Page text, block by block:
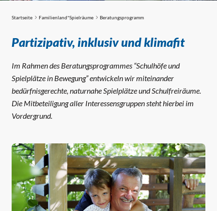
Beratungsprogramm
Startseite Familienland*Spielräume Beratungsprogramm
Partizipativ, inklusiv und klimafit
Im Rahmen des Beratungsprogrammes “Schulhöfe und
Spielplätze in Bewegung” entwickeln wir miteinander
bedürfnisgerechte, naturnahe Spielplätze und Schulfreiräume.
Die Mitbeteiligung aller Interessensgruppen steht hierbei im
Vordergrund.